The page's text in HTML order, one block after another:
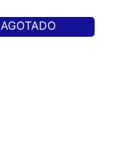
AGOTADO